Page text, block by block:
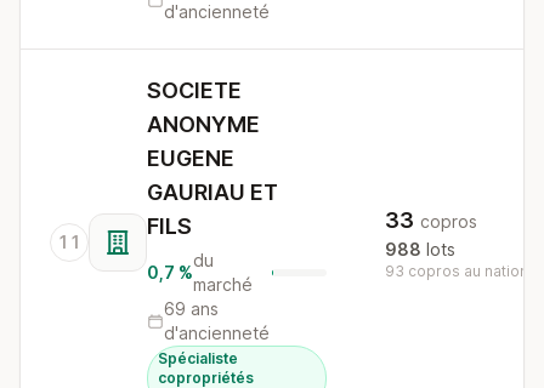
d'ancienneté
11
SOCIETE
ANONYME
EUGENE
GAURIAU ET
FILS
0,7 %
du
marché
69 ans
d'ancienneté
Spécialiste
copropriétés
33 copros
988 lots
93 copros au national